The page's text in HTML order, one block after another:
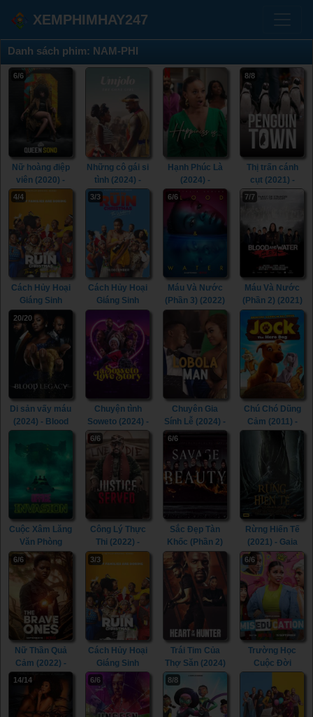
XEMPHIMHAY247
Danh sách phim: NAM-PHI
6/6
Nữ hoàng điệp
viên (2020) -
Queen Sono
(2020)
Những cô gái si
tình (2024) -
Umjolo: The
Gone Girl (2024)
Hạnh Phúc Là
(2024) -
Happiness Is
(2024)
8/8
Thị trấn cánh
cụt (2021) -
Penguin Town
4/4
Cách Hủy Hoại
Giáng Sinh
(Phần 2) (2021)
- How To Ruin
Christmas
(Season 2)
(2021)
3/3
Cách Hủy Hoại
Giáng Sinh
(Phần 1) (2020)
- How To Ruin
Christmas
(Season 1)
(2020)
6/6
Máu Và Nước
(Phần 3) (2022)
- Blood & Water
(Season 3)
(2022)
7/7
Máu Và Nước
(Phần 2) (2021)
- Blood & Water
(Season 2)
(2021)
20/20
Di sản vấy máu
(2024) - Blood
Chuyện tình
Soweto (2024) -
A Soweto Love
Story (2024)
Chuyên Gia
Sính Lễ (2024) -
Lobola Man
Chú Chó Dũng
Cảm (2011) -
Jock the Hero
Dog (2011)
Cuộc Xâm Lăng
Văn Phòng
(2022) - Office
Invasion (2022)
6/6
Công Lý Thực
Thi (2022) -
Justice Served
(2022)
6/6
Sắc Đẹp Tàn
Khốc (Phần 2)
(2024) - Savage
Beauty (Season
2) (2024)
Rừng Hiến Tế
(2021) - Gaia
(2021)
6/6
Nữ Thần Quả
Cảm (2022) -
The Brave Ones
(2022)
3/3
Cách Hủy Hoại
Giáng Sinh
(Phần 3) (2022)
- How To Ruin
Christmas
(Season 3)
Trái Tim Của
Thợ Săn (2024)
- Heart of the
Hunter (2024)
6/6
Trường Học
Cuộc Đời
Miseducation
(2023)
14/14 6/6 8/8